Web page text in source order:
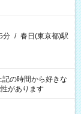
分 / 春日(東京都)駅
があります